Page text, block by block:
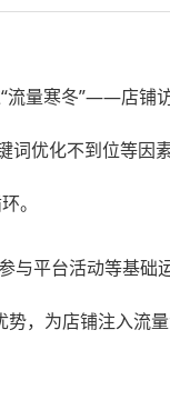
流量寒冬”——店铺
优化不到位等因
。
与平台活动等基
，为店铺注入流